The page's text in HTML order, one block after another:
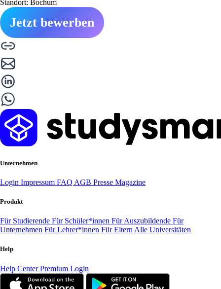
Standort: Bochum
Jetzt bewerben
Unternehmen
Login Impressum FAQ AGB Presse Magazine
Produkt
Für Studierende Für Schüler*innen Für Auszubildende Für
Unternehmen Für Lehrer*innen Für Eltern Alle Universitäten
Help
Help CenterPremium Login